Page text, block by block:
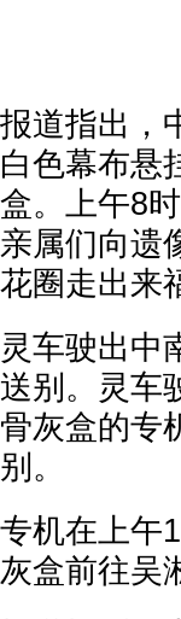
报道指出，
白色幕布悬
盒。上午8
亲属们向遗
花圈走出来
灵车驶出中
送别。灵车
骨灰盒的专
别。
专机在上午
灰盒前往吴